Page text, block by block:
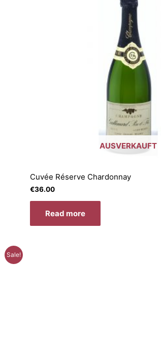
AUSVERKAUFT
Cuvée Réserve Chardonnay
€36.00
Read more
Sale!